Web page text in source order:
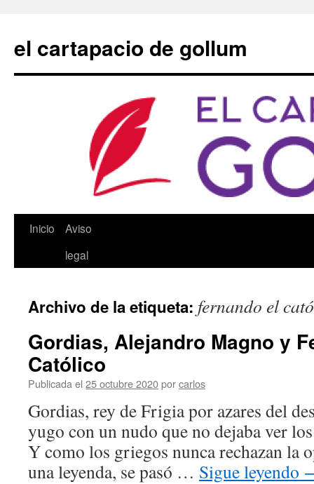
contenido
el cartapacio de gollum
Inicio
Aviso
legal
Archivo de la etiqueta: fernando el
Gordias, Alejandro Magno y
Católico
Publicada el 25 octubre 2020porcarlos
Gordias, rey de Frigia por azares del
yugo con un nudo que no dejaba ver
Y como los griegos nunca rechazan la
una leyenda, se pasó … Sigue leyendo